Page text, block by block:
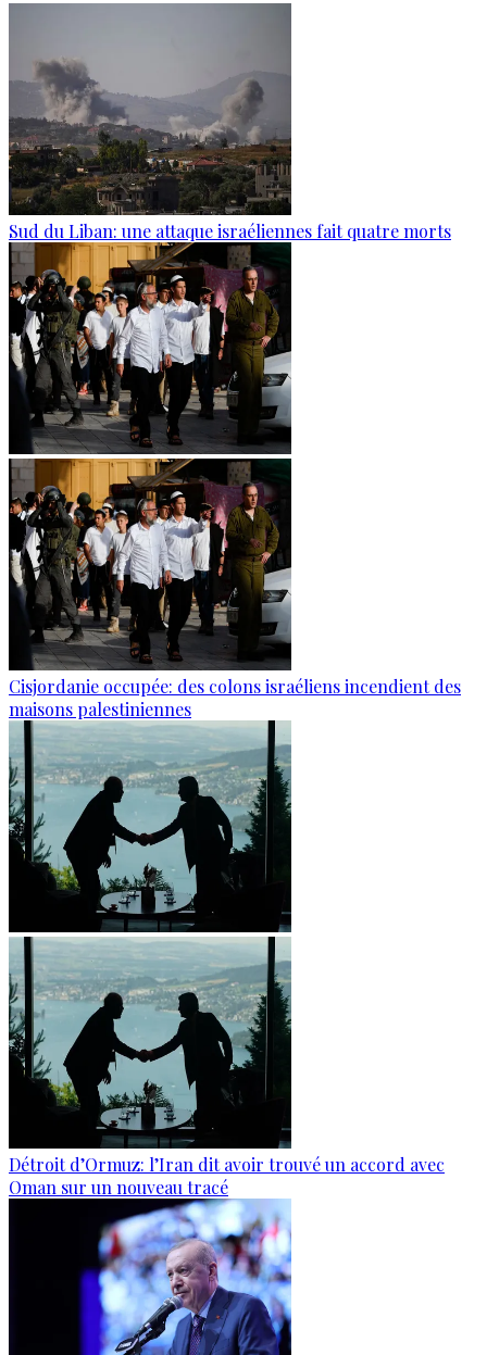
Sud du Liban: une attaque israéliennes fait quatre morts
Cisjordanie occupée: des colons israéliens incendient des
maisons palestiniennes
Détroit d’Ormuz: l’Iran dit avoir trouvé un accord avec
Oman sur un nouveau tracé